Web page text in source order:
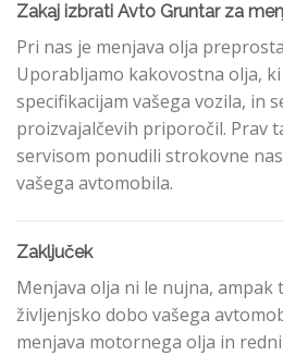
Zakaj izbrati Avto Gruntar za
Pri nas je menjava olja
Uporabljamo kakovostna olja,
specifikacijam vašega vozila, in
proizvajalčevih priporočil. Prav
servisom ponudili strokovne
vašega avtomobila.
Zaključek
Menjava olja ni le nujna, ampak
življenjsko dobo vašega
menjava motornega olja in